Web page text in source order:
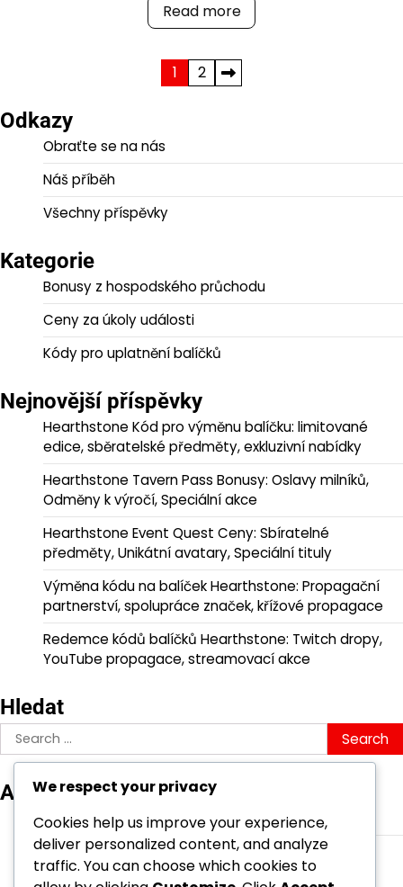
Read more
pagination
1 2
Odkazy
Obraťte se na nás
Náš příběh
Všechny příspěvky
Kategorie
Bonusy z hospodského průchodu
Ceny za úkoly události
Kódy pro uplatnění balíčků
Nejnovější příspěvky
Hearthstone Kód pro výměnu balíčku: limitované
edice, sběratelské předměty, exkluzivní nabídky
Hearthstone Tavern Pass Bonusy: Oslavy milníků,
Odměny k výročí, Speciální akce
Hearthstone Event Quest Ceny: Sbíratelné
předměty, Unikátní avatary, Speciální tituly
Výměna kódu na balíček Hearthstone: Propagační
partnerství, spolupráce značek, křížové propagace
Redemce kódů balíčků Hearthstone: Twitch dropy,
YouTube propagace, streamovací akce
Hledat
Search
for:
Archiv
March 2026
February 2026
We respect your privacy
Cookies help us improve your experience,
deliver personalized content, and analyze
traffic. You can choose which cookies to